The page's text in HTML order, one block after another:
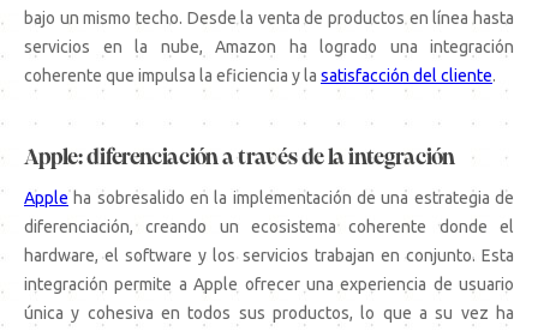
bajo un mismo techo. Desde la venta de productos en línea hasta
servicios en la nube, Amazon ha logrado una integración
coherente que impulsa la eficiencia y la satisfacción del cliente.
Apple: diferenciación a través de la integración
Appleha sobresalido en la implementación de una estrategia de
diferenciación, creando un ecosistema coherente donde el
hardware, el software y los servicios trabajan en conjunto. Esta
integración permite a Apple ofrecer una experiencia de usuario
única y cohesiva en todos sus productos, lo que a su vez ha